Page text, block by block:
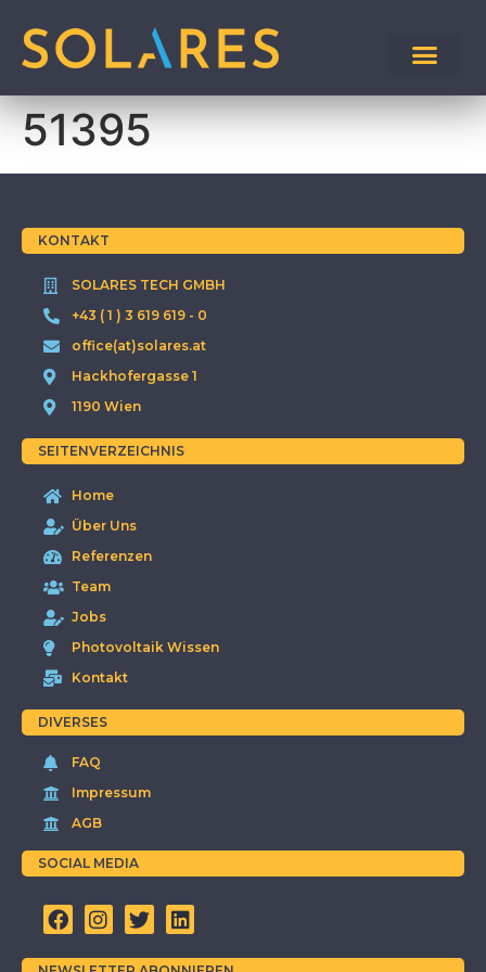
51395
KONTAKT
SOLARES TECH GMBH
+43 ( 1 ) 3 619 619 - 0
office(at)solares.at
Hackhofergasse 1
1190 Wien
SEITENVERZEICHNIS
Home
Über Uns
Referenzen
Team
Jobs
Photovoltaik Wissen
Kontakt
DIVERSES
FAQ
Impressum
AGB
SOCIAL MEDIA